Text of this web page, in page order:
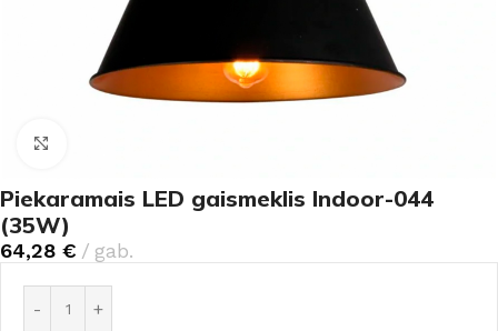
Piekaramais LED gaismeklis Indoor-044
(35W)
64,28 € gab.